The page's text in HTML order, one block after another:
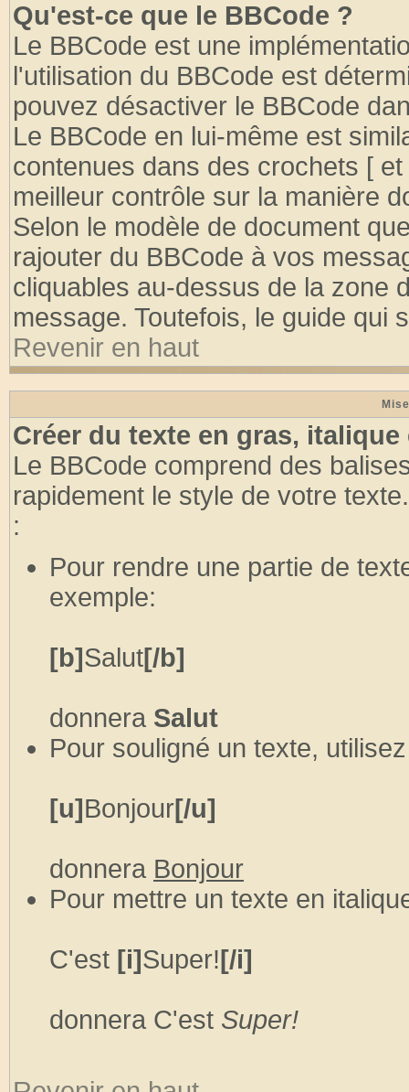
Qu'est-ce que le BBCode ?
Le BBCode est une
l'utilisation du BBCode est
pouvez désactiver le BBCode
Le BBCode en lui-même est
contenues dans des crochets [
meilleur contrôle sur la manière
Selon le modèle de document
rajouter du BBCode à vos
cliquables au-dessus de la zone
message. Toutefois, le guide qui
Revenir en haut
Créer du texte en gras,
Le BBCode comprend des
rapidement le style de votre
:
Pour rendre une partie de
exemple:
[b]Salut[/b]
donnera Salut
Pour souligné un texte,
[u]Bonjour[/u]
donnera Bonjour
Pour mettre un texte en
C'est [i]Super![/i]
donnera C'est Super!